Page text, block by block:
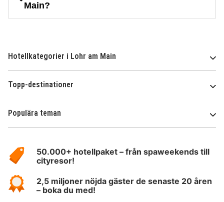
Main?
Hotellkategorier i Lohr am Main
Topp-destinationer
Populära teman
HotelSpecials50.000+ hotellpaket – från spaweekends till
cityresor!
2,5 miljoner nöjda gäster de senaste 20 åren
– boka du med!